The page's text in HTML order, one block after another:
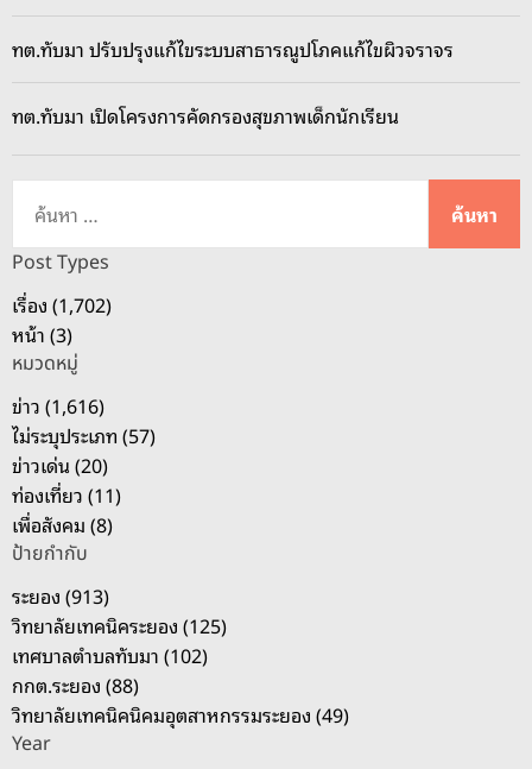
ทต.ทับมา ปรับปรุงแก้ไขระบบสาธารณูปโภคแก้ไขผิวจราจร
ทต.ทับมา เปิดโครงการคัดกรองสุขภาพเด็กนักเรียน
ห
สำ
ห
รั
บ
:
Post Types
เรื่อง (1,702)
หน้า (3)
หมวดหมู่
ข่าว (1,616)
ไม่ระบุประเภท (57)
ข่าวเด่น (20)
ท่องเที่ยว (11)
เพื่อสังคม (8)
ป้ายกำกับ
ระยอง (913)
วิทยาลัยเทคนิคระยอง (125)
เทศบาลตำบลทับมา (102)
กกต.ระยอง (88)
วิทยาลัยเทคนิคนิคมอุตสาหกรรมระยอง (49)
Year